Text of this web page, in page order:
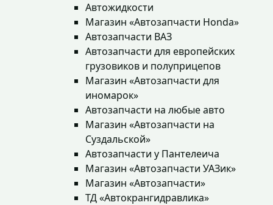
Автожидкости
Магазин «Автозапчасти Honda»
Автозапчасти ВАЗ
Автозапчасти для европейских
грузовиков и полуприцепов
Магазин «Автозапчасти для
иномарок»
Автозапчасти на любые авто
Магазин «Автозапчасти на
Суздальской»
Автозапчасти у Пантелеича
Магазин «Автозапчасти УАЗик»
Магазин «Автозапчасти»
ТД «Автокрангидравлика»